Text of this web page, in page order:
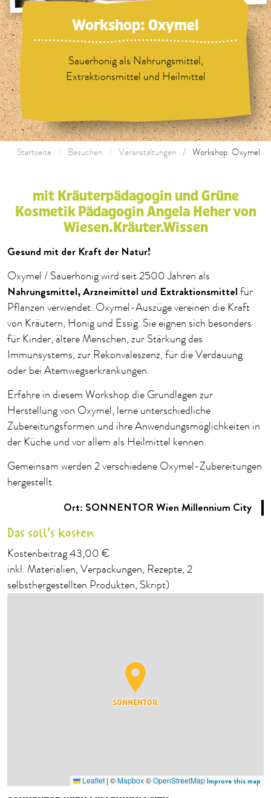
Workshop: Oxymel
Sauerhonig als Nahrungsmittel,
Extraktionsmittel und Heilmittel
Startseite Besuchen Veranstaltungen Workshop: Oxymel
mit Kräuterpädagogin und Grüne
Kosmetik Pädagogin Angela Heher von
Wiesen.Kräuter.Wissen
Gesund mit der Kraft der Natur!
Oxymel / Sauerhonig wird seit 2500 Jahren als
Nahrungsmittel, Arzneimittel und Extraktionsmittel für
Pflanzen verwendet. Oxymel-Auszüge vereinen die Kraft
von Kräutern, Honig und Essig. Sie eignen sich besonders
für Kinder, ältere Menschen, zur Stärkung des
Immunsystems, zur Rekonvaleszenz, für die Verdauung
oder bei Atemwegserkrankungen.
Erfahre in diesem Workshop die Grundlagen zur
Herstellung von Oxymel, lerne unterschiedliche
Zubereitungsformen und ihre Anwendungsmöglichkeiten in
der Küche und vor allem als Heilmittel kennen.
Gemeinsam werden 2 verschiedene Oxymel-Zubereitungen
hergestellt.
Ort: SONNENTOR Wien Millennium City
Das soll's kosten
Kostenbeitrag 43,00 €
inkl. Materialien, Verpackungen, Rezepte, 2
selbsthergestellten Produkten, Skript)
SONNENTOR
Leaflet | ©Mapbox©OpenStreetMapImprove this map